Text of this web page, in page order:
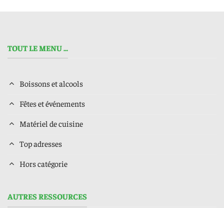
TOUT LE MENU ...
Boissons et alcools
Fêtes et événements
Matériel de cuisine
Top adresses
Hors catégorie
AUTRES RESSOURCES